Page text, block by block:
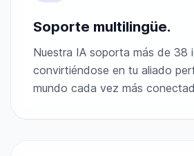
Soporte multilingüe.
Nuestra IA soporta más de 38
convirtiéndose en tu aliado
mundo cada vez más